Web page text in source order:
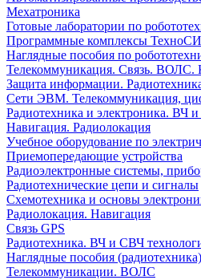
Мехатроника
Готовые лаборатории по
Программные комплексы
Наглядные пособия по
Телекоммуникация. Связь. ВОЛС.
Защита информации.
Сети ЭВМ. Телекоммуникация,
Радиотехника и электроника. ВЧ
Навигация. Радиолокация
Учебное оборудование по
Приемопередающие устройства
Радиоэлектронные системы,
Радиотехнические цепи и сигналы
Схемотехника и основы
Радиолокация. Навигация
Связь GPS
Радиотехника. ВЧ и СВЧ
Наглядные пособия (радиотехника)
Телекоммуникации. ВОЛС